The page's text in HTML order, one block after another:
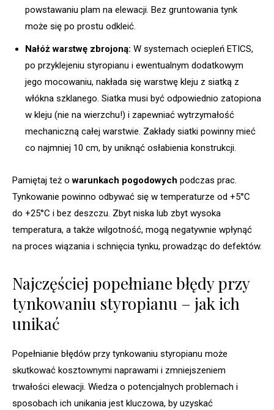
powstawaniu plam na elewacji. Bez gruntowania tynk
może się po prostu odkleić.
Nałóż warstwę zbrojoną: W systemach ociepleń ETICS,
po przyklejeniu styropianu i ewentualnym dodatkowym
jego mocowaniu, nakłada się warstwę kleju z siatką z
włókna szklanego. Siatka musi być odpowiednio zatopiona
w kleju (nie na wierzchu!) i zapewniać wytrzymałość
mechaniczną całej warstwie. Zakłady siatki powinny mieć
co najmniej 10 cm, by uniknąć osłabienia konstrukcji.
Pamiętaj też owarunkach pogodowych podczas prac.
Tynkowanie powinno odbywać się w temperaturze od +5°C
do +25°C i bez deszczu. Zbyt niska lub zbyt wysoka
temperatura, a także wilgotność, mogą negatywnie wpłynąć
na proces wiązania i schnięcia tynku, prowadząc do defektów.
Najczęściej popełniane błędy przy
tynkowaniu styropianu – jak ich
unikać
Popełnianie błędów przy tynkowaniu styropianu może
skutkować kosztownymi naprawami i zmniejszeniem
trwałości elewacji. Wiedza o potencjalnych problemach i
sposobach ich unikania jest kluczowa, by uzyskać